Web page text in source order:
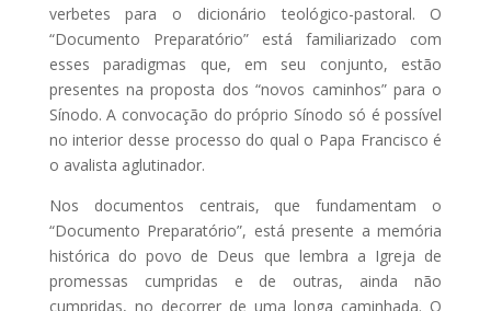
verbetes para o dicionário teológico-pastoral. O
“Documento Preparatório” está familiarizado com
esses paradigmas que, em seu conjunto, estão
presentes na proposta dos “novos caminhos” para o
Sínodo. A convocação do próprio Sínodo só é possível
no interior desse processo do qual o Papa Francisco é
o avalista aglutinador.
Nos documentos centrais, que fundamentam o
“Documento Preparatório”, está presente a memória
histórica do povo de Deus que lembra a Igreja de
promessas cumpridas e de outras, ainda não
cumpridas, no decorrer de uma longa caminhada. O